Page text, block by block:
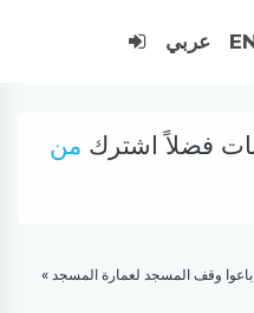
عربي
فضلاً اشترك من
وقف المسجد لعمارة المسجد »